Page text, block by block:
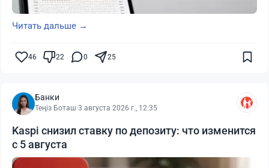
Читать дальше →
46 22 0 25
Банки
Теңіз Боташ·3 августа 2026 г., 12:35
Kaspi снизил ставку по депозиту: что изменится
с 5 августа